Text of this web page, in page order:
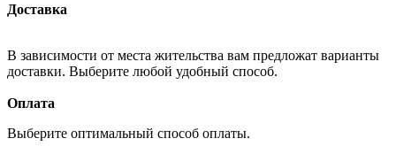
Доставка
В зависимости от места жительства вам предложат варианты
доставки. Выберите любой удобный способ.
Оплата
Выберите оптимальный способ оплаты.